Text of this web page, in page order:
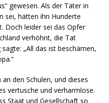
gewesen. Als der Täter in
sei, hätten ihn Hunderte
Doch leider sei das Opfer
verhöhnt, die Tat
„All das ist beschämen,
den Schulen, und dieses
vertusche und verharmlose.
Staat und Gesellschaft so